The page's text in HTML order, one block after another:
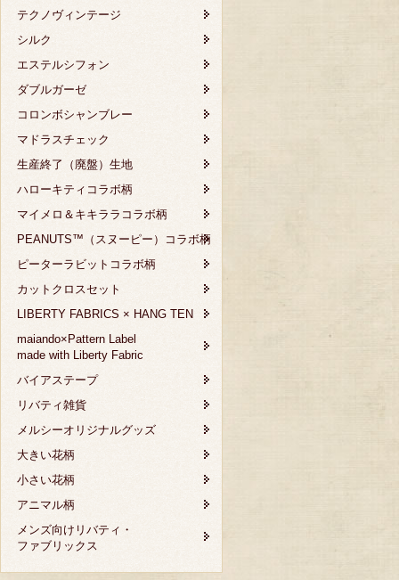
テクノヴィンテージ
シルク
エステルシフォン
ダブルガーゼ
コロンボシャンブレー
マドラスチェック
生産終了（廃盤）生地
ハローキティコラボ柄
マイメロ＆キキララコラボ柄
PEANUTS™（スヌーピー）コラボ柄
ピーターラビットコラボ柄
カットクロスセット
LIBERTY FABRICS × HANG TEN
maiando×Pattern Label
made with Liberty Fabric
バイアステープ
リバティ雑貨
メルシーオリジナルグッズ
大きい花柄
小さい花柄
アニマル柄
メンズ向けリバティ・
ファブリックス